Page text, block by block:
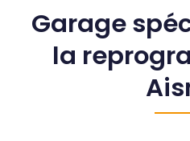
Garage
la